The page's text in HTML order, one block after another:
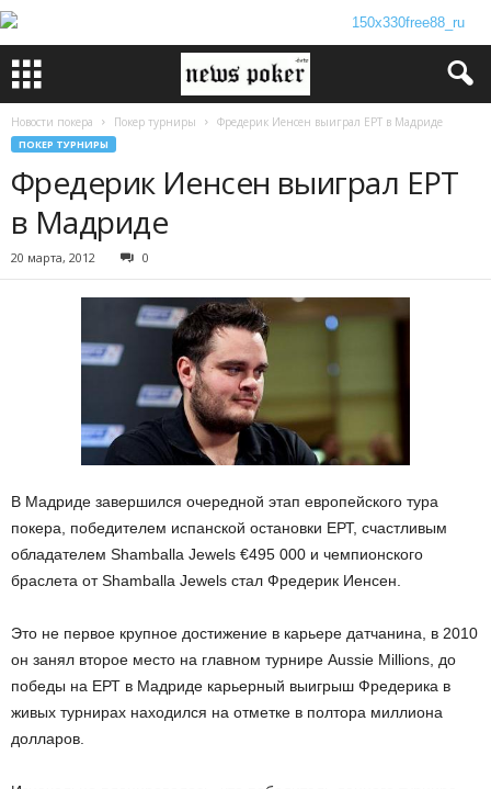
Новости покера Покер турниры Фредерик Иенсен выиграл ЕРТ в Мадриде
ПОКЕР ТУРНИРЫ
Фредерик Иенсен выиграл ЕРТ
в Мадриде
20 марта, 2012 0
В Мадриде завершился очередной этап европейского тура
покера, победителем испанской остановки ЕРТ, счастливым
обладателем Shamballa Jewels €495 000 и чемпионского
браслета от Shamballa Jewels стал Фредерик Иенсен.
Это не первое крупное достижение в карьере датчанина, в 2010
он занял второе место на главном турнире Aussie Millions, до
победы на ЕРТ в Мадриде карьерный выигрыш Фредерика в
живых турнирах находился на отметке в полтора миллиона
долларов.